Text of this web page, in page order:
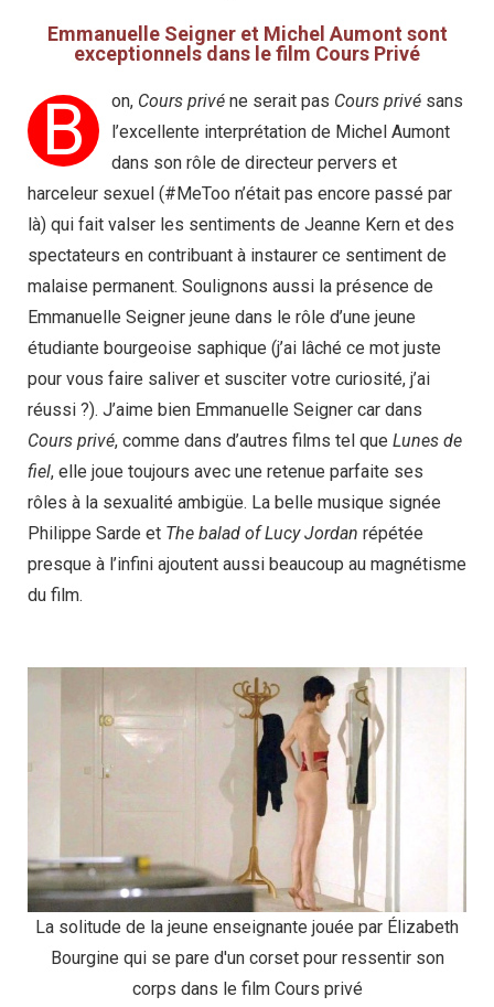
Emmanuelle Seigner et Michel Aumont sont
exceptionnels dans le film Cours Privé
B on, Cours privé ne serait pas Cours privé sans
l’excellente interprétation de Michel Aumont
dans son rôle de directeur pervers et
harceleur sexuel (#MeToo n’était pas encore passé par
là) qui fait valser les sentiments de Jeanne Kern et des
spectateurs en contribuant à instaurer ce sentiment de
malaise permanent. Soulignons aussi la présence de
Emmanuelle Seigner jeune dans le rôle d’une jeune
étudiante bourgeoise saphique (j’ai lâché ce mot juste
pour vous faire saliver et susciter votre curiosité, j’ai
réussi ?). J’aime bien Emmanuelle Seigner car dans
Cours privé, comme dans d’autres films tel que Lunes de
fiel, elle joue toujours avec une retenue parfaite ses
rôles à la sexualité ambigüe. La belle musique signée
Philippe Sarde et The balad of Lucy Jordan répétée
presque à l’infini ajoutent aussi beaucoup au magnétisme
du film.
La solitude de la jeune enseignante jouée par Élizabeth
Bourgine qui se pare d'un corset pour ressentir son
corps dans le film Cours privé